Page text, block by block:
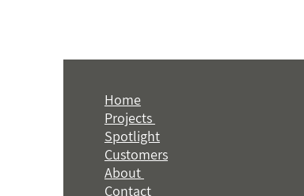
Home
Projects
Spotlight
Customers
About
Contact